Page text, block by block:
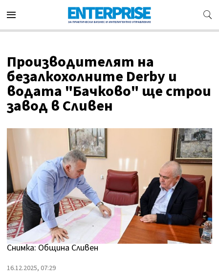
Производителят на
безалкохолните Derby и
водата "Бачково" ще строи
завод в Сливен
Снимка: Община Сливен
16.12.2025, 07:29